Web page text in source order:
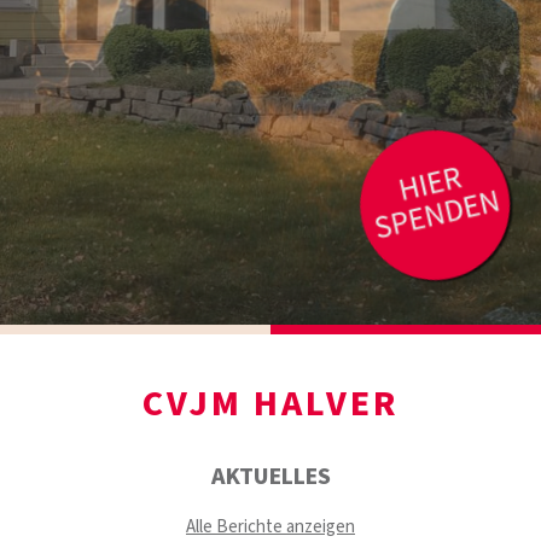
CVJM HALVER
AKTUELLES
Alle Berichte anzeigen